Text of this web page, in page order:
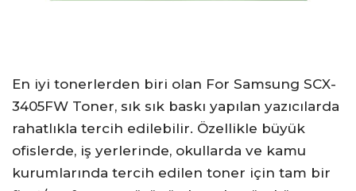
En iyi tonerlerden biri olan For Samsung SCX-
3405FW Toner, sık sık baskı yapılan yazıcılarda
rahatlıkla tercih edilebilir. Özellikle büyük
ofislerde, iş yerlerinde, okullarda ve kamu
kurumlarında tercih edilen toner için tam bir